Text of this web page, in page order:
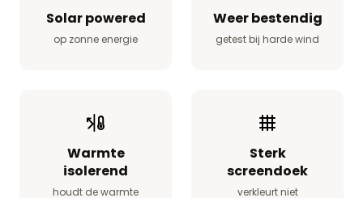
Solar powered
op zonne energie
Weer bestendig
getest bij harde wind
Warmte
isolerend
houdt de warmte
Sterk
screendoek
verkleurt niet